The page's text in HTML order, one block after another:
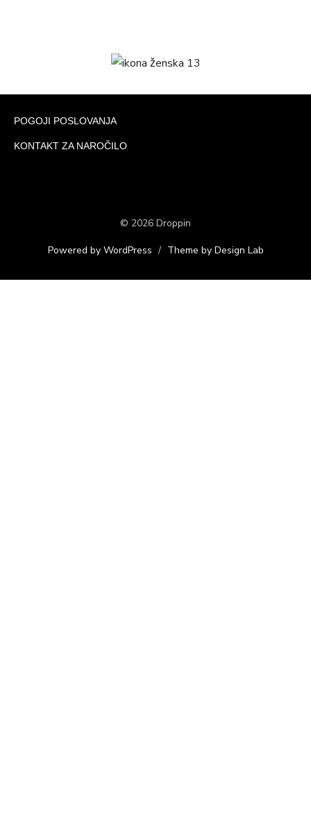
POGOJI POSLOVANJA
KONTAKT ZA NAROČILO
© 2026 Droppin
Powered by WordPress / Theme by Design Lab